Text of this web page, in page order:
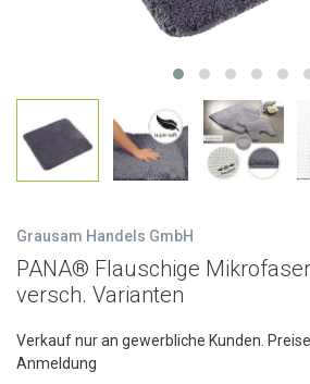
Grausam Handels GmbH
PANA® Flauschige
versch. Varianten
Verkauf nur an gewerbliche Kunden.
Anmeldung